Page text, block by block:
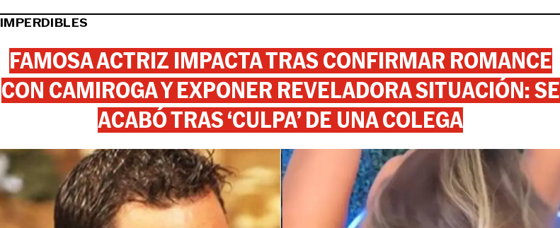
IMPERDIBLES
FAMOSA ACTRIZ IMPACTA TRAS CONFIRMAR ROMANCE
CON CAMIROGA Y EXPONER REVELADORA SITUACIÓN: SE
ACABÓ TRAS ‘CULPA’ DE UNA COLEGA